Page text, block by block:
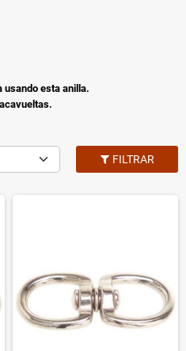
usando esta anilla.
FILTRAR